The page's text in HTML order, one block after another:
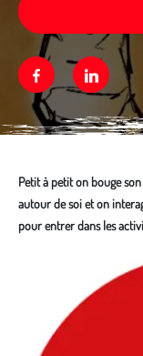
FacebookLinkedin
Petit à petit on bouge
autour de soi et on
pour entrer dans les